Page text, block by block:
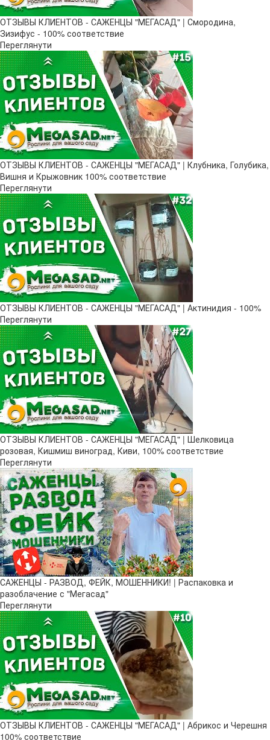
ОТЗЫВЫ КЛИЕНТОВ - САЖЕНЦЫ "МЕГАСАД" | Смородина,
Зизифус - 100% соответствие
Переглянути
ОТЗЫВЫ КЛИЕНТОВ - САЖЕНЦЫ "МЕГАСАД" | Клубника, Голубика,
Вишня и Крыжовник 100% соответствие
Переглянути
ОТЗЫВЫ КЛИЕНТОВ - САЖЕНЦЫ "МЕГАСАД" | Актинидия - 100%
Переглянути
ОТЗЫВЫ КЛИЕНТОВ - САЖЕНЦЫ "МЕГАСАД" | Шелковица
розовая, Кишмиш виноград, Киви, 100% соответствие
Переглянути
САЖЕНЦЫ - РАЗВОД, ФЕЙК, МОШЕННИКИ! | Распаковка и
разоблачение с "Мегасад"
Переглянути
ОТЗЫВЫ КЛИЕНТОВ - САЖЕНЦЫ "МЕГАСАД" | Абрикос и Черешня
100% соответствие